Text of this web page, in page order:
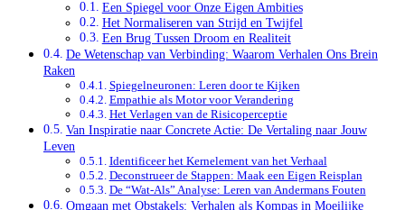
Een Spiegel voor Onze Eigen Ambities
Het Normaliseren van Strijd en Twijfel
Een Brug Tussen Droom en Realiteit
De Wetenschap van Verbinding: Waarom Verhalen Ons Brein
Raken
Spiegelneuronen: Leren door te Kijken
Empathie als Motor voor Verandering
Het Verlagen van de Risicoperceptie
Van Inspiratie naar Concrete Actie: De Vertaling naar Jouw
Leven
Identificeer het Kernelement van het Verhaal
Deconstrueer de Stappen: Maak een Eigen Reisplan
De “Wat-Als” Analyse: Leren van Andermans Fouten
Omgaan met Obstakels: Verhalen als Kompas in Moeilijke